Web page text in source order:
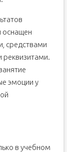
оснащен
средствами
реквизитами.
эмоции у
в учебном